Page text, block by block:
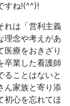
すね!(^^)!
れは「営利主義
理念や考えがあ
医療をおきざり
卒業した看護師
ることはないと
ん家族と寄り添
初心を忘れてほ